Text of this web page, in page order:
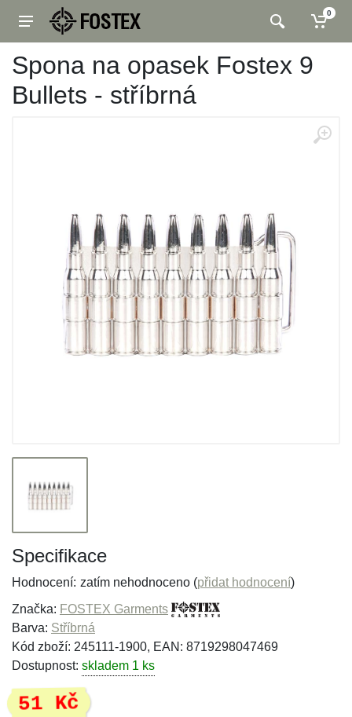
0
Spona na opasek Fostex 9
Bullets - stříbrná
Specifikace
Hodnocení: zatím nehodnoceno (přidat hodnocení)
Značka: FOSTEX Garments
Barva: Stříbrná
Kód zboží: 245111-1900, EAN: 8719298047469
Dostupnost: skladem 1 ks
51 Kč